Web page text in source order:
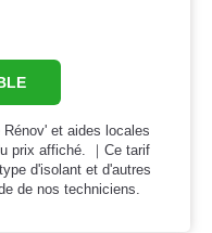
et aides locales
prix affiché. ｜Ce tarif
d'isolant et d'autres
de nos techniciens.